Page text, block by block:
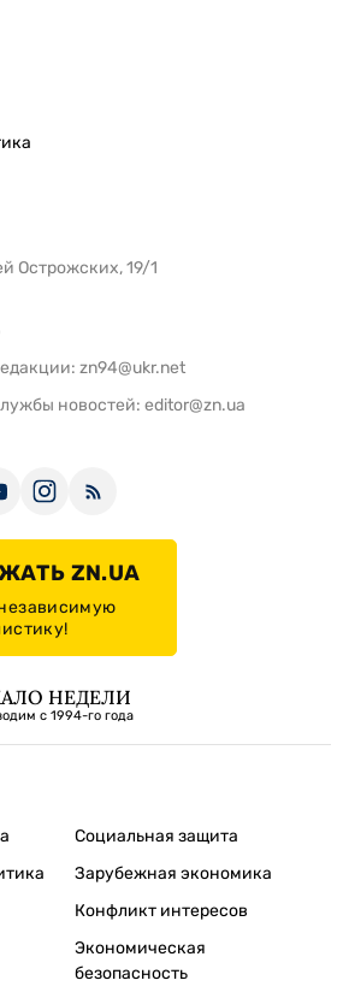
Острожских, 19/1
zn94@ukr.net
новостей: editor@zn.ua
ZN.UA
НЕДЕЛИ
с 1994-го года
Социальная защита
Зарубежная экономика
Конфликт интересов
Экономическая
безопасность